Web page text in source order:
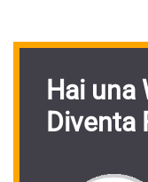
Hai una
Diventa